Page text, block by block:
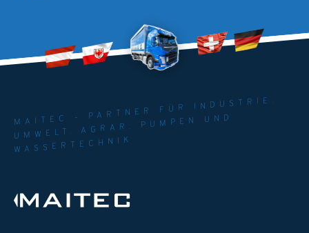
MAITEC - PARTNER FÜR INDUSTRIE.
UMWELT. AGRAR. PUMPEN UND
WASSERTECHNIK